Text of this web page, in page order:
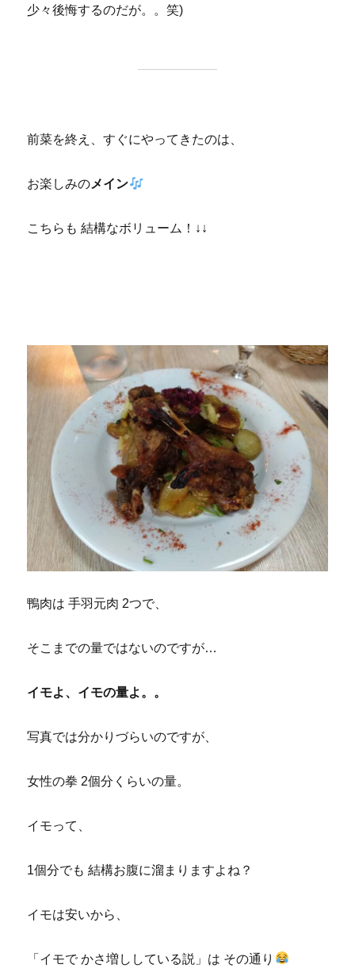
少々後悔するのだが。。笑)
前菜を終え、すぐにやってきたのは、
お楽しみのメイン
こちらも 結構なボリューム！↓↓
鴨肉は 手羽元肉 2つで、
そこまでの量ではないのですが…
イモよ、イモの量よ。。
写真では分かりづらいのですが、
女性の拳 2個分くらいの量。
イモって、
1個分でも 結構お腹に溜まりますよね？
イモは安いから、
「イモで かさ増ししている説」は その通り